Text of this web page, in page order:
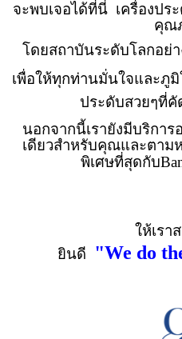
จะพบเจอได้ที่นี่ เครื่องปร
คุณ
โดยสถาบันระดับโลกอย่า
เพื่อให้ทุกท่านมั่นใจและภูมิ
ประดับสวยๆที่คั
นอกจากนี้เรายังมีบริกา
เดียวสำหรับคุณและตาม
พิเศษที่สุดกับ
ให้เราสร้า
ยินดี
"We do